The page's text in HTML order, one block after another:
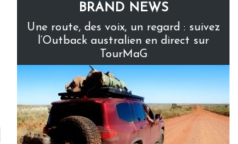
BRAND NEWS
Une route, des voix, un regard : suivez
l’Outback australien en direct sur
TourMaG